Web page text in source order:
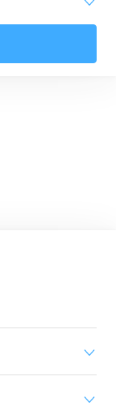
от 2 722 000 ₽